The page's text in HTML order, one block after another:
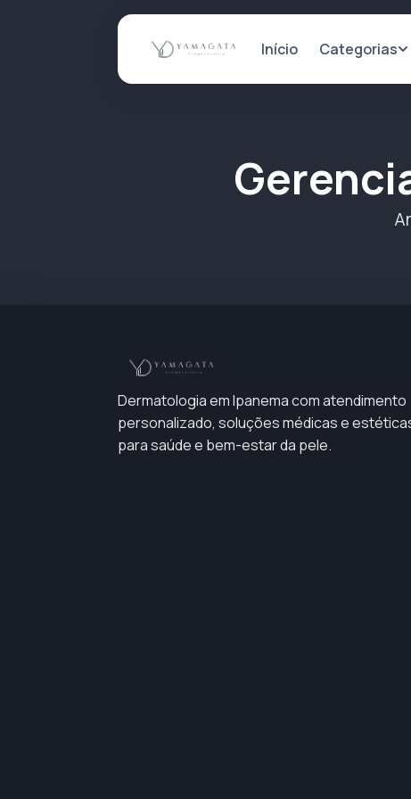
Início Categorias
Dermatologia em Ipanema com atendimento
personalizado, soluções médicas e
para saúde e bem-estar da pele.